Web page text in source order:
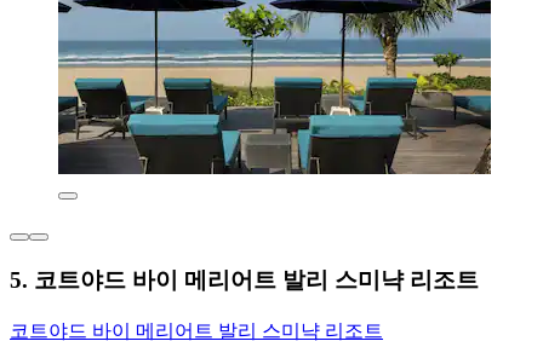
5. 코트야드 바이 메리어트 발리 스미냑 리조트
코트야드 바이 메리어트 발리 스미냑 리조트